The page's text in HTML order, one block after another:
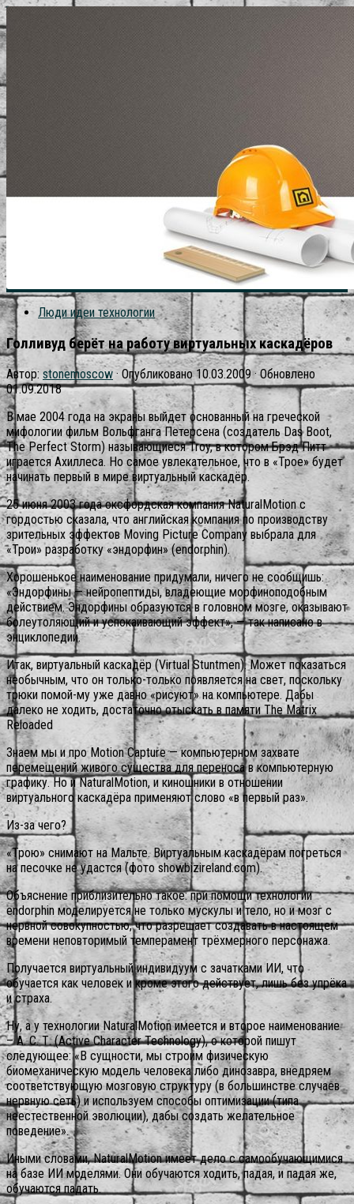
Люди идеи технологии
Голливуд берёт на работу виртуальных каскадёров
Автор: stonemoscow · Опубликовано10.03.2009· Обновлено
01.09.2018
В мае 2004 года на экраны выйдет основанный на греческой
мифологии фильм Вольфганга Петерсена (создатель Das Boot,
The Perfect Storm) называющиеся Troy, в котором Брэд Питт
играется Ахиллеса. Но самое увлекательное, что в «Трое» будет
начинать первый в мире виртуальный каскадёр.
25 июня 2003 года оксфордская компания NaturalMotion с
гордостью сказала, что английская компания по производству
зрительных эффектов Moving Picture Company выбрала для
«Трои» разработку «эндорфин» (endorphin).
Хорошенькое наименование придумали, ничего не сообщишь:
«Эндорфины — нейропептиды, владеющие морфиноподобным
действием. Эндорфины образуются в головном мозге, оказывают
болеутоляющий и успокаивающий эффект», — так написано в
энциклопедии.
Итак, виртуальный каскадёр (Virtual Stuntmen). Может показаться
необычным, что он только-только появляется на свет, поскольку
трюки помой-му уже давно «рисуют» на компьютере. Дабы
далеко не ходить, достаточно отыскать в памяти The Matrix
Reloaded
Знаем мы и про Motion Capture — компьютерном захвате
перемещений живого существа для переноса в компьютерную
графику.Но и NaturalMotion, и киношники в отношении
виртуального каскадёра применяют слово «в первый раз».
Из-за чего?
«Трою» снимают на Мальте. Виртуальным каскадёрам погреться
на песочке не удастся (фото showbizireland.com).
Объяснение приблизительно такое: при помощи технологии
endorphin моделируется не только мускулы и тело, но и мозг с
нервной совокупностью, что разрешает создавать в настоящем
времени неповторимый темперамент трёхмерного персонажа.
Получается виртуальный индивидуум с зачатками ИИ, что
обучается как человек и кроме этого действует, лишь без упрёка
и страха.
Ну, а у технологии NaturalMotion имеется и второе наименование
– А. С. Т. (Active Character Technology), о которой пишут
следующее: «В сущности, мы строим физическую
биомеханическую модель человека либо динозавра, внедряем
соответствующую мозговую структуру (в большинстве случаев
нервную сеть) и используем способы оптимизации (типа
неестественной эволюции), дабы создать желательное
поведение».
Иными словами, NaturalMotion имеет дело с самообучающимися
на базе ИИ моделями. Они обучаются ходить, падая, и падая же,
обучаются падать.